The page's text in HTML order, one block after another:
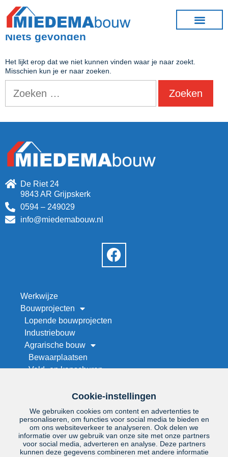
Niets gevonden
Het lijkt erop dat we niet kunnen vinden waar je naar zoekt.
Misschien kun je er naar zoeken.
De Riet 24
9843 AR Grijpskerk
0594 – 249029
info@miedemabouw.nl
Werkwijze
Bouwprojecten
Lopende bouwprojecten
Industriebouw
Agrarische bouw
Bewaarplaatsen
Veld- en kapschuren
Stallenbouw
Droogwand op maat
Renovatie
Project zoeken
Cookie-instellingen
We gebruiken cookies om content en advertenties te
personaliseren, om functies voor social media te bieden en
om ons websiteverkeer te analyseren. Ook delen we
informatie over uw gebruik van onze site met onze partners
voor social media, adverteren en analyse. Deze partners
kunnen deze gegevens combineren met andere informatie